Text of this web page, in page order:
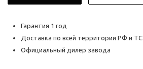
Гарантия 1 год
Доставка по всей территории РФ и ТС
Официальный дилер завода